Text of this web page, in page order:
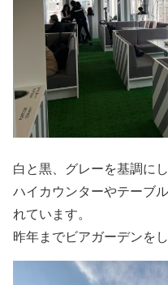
白と黒、グレーを基調に
ハイカウンターやテーブ
れています。
昨年までビアガーデンを